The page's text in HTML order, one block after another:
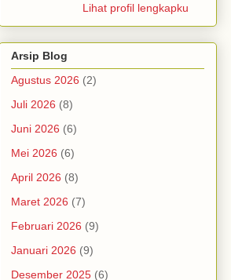
Lihat profil lengkapku
Arsip Blog
Agustus 2026 (2)
Juli 2026 (8)
Juni 2026 (6)
Mei 2026 (6)
April 2026 (8)
Maret 2026 (7)
Februari 2026 (9)
Januari 2026 (9)
Desember 2025 (6)